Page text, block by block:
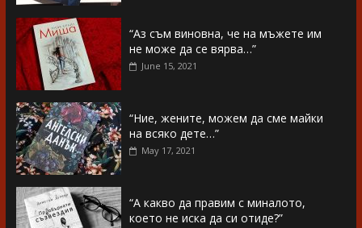
“Аз съм виновна, че на мъжете им
не може да се вярва…”
June 15, 2021
“Ние, жените, можем да сме майки
на всяко дете…”
May 17, 2021
“А какво да правим с миналото,
което не иска да си отиде?”